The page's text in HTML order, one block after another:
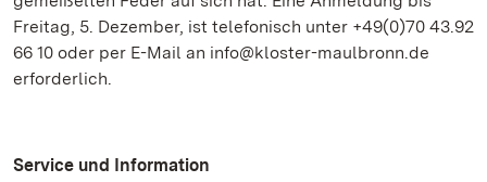
Freitag, 5. Dezember, ist telefonisch unter +49(0)70 43.92
66 10 oder per E-Mail an info@kloster-maulbronn.de
erforderlich.
Service und Information